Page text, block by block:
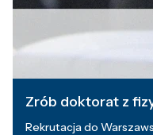
Zrób doktorat z
Rekrutacja do